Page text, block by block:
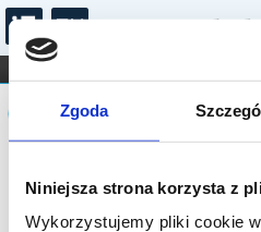
Zgoda
Niniejsza strona korzysta z
Wykorzystujemy pliki cookie
FILHARMONIA OPERA I BALET
DLA DZIECI
Komunikat
Sprzedaż biletów on-
została zakończona.